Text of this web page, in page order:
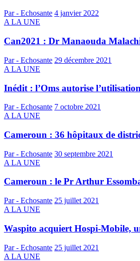
Par - Echosante 4 janvier 2022
A LA UNE
Can2021 : Dr Manaouda
Par - Echosante 29 décembre 2021
A LA UNE
Inédit : l’Oms autorise
Par - Echosante 7 octobre 2021
A LA UNE
Cameroun : 36 hôpitaux de
Par - Echosante 30 septembre 2021
A LA UNE
Cameroun : le Pr Arthur
Par - Echosante 25 juillet 2021
A LA UNE
Waspito acquiert Hospi-Mobile,
Par - Echosante 25 juillet 2021
A LA UNE